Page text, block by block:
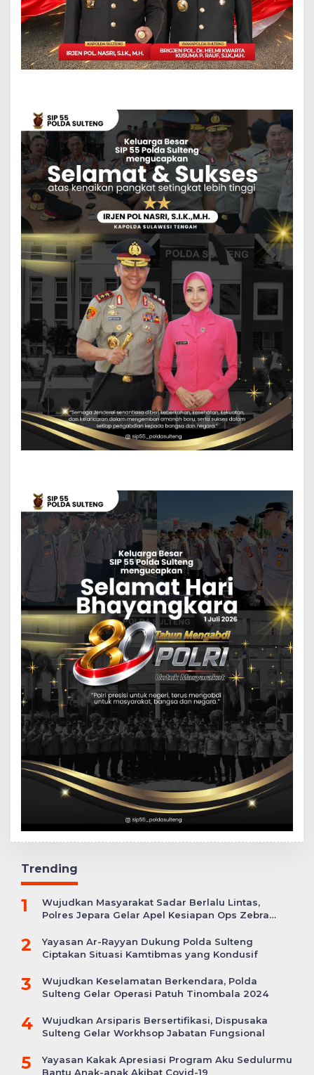
Trending
1
Wujudkan Masyarakat Sadar Berlalu Lintas,
Polres Jepara Gelar Apel Kesiapan Ops Zebra
2
Yayasan Ar-Rayyan Dukung Polda Sulteng
Ciptakan Situasi Kamtibmas yang Kondusif
3
Wujudkan Keselamatan Berkendara, Polda
Sulteng Gelar Operasi Patuh Tinombala 2024
4
Wujudkan Arsiparis Bersertifikasi, Dispusaka
Sulteng Gelar Workhsop Jabatan Fungsional
5
Yayasan Kakak Apresiasi Program Aku Sedulurmu
Bantu Anak-anak Akibat Covid-19